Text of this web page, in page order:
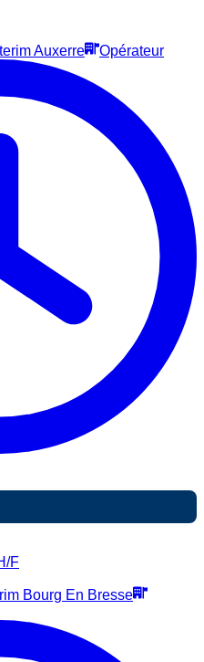
Auxerre Opérateur
F
Bourg En Bresse